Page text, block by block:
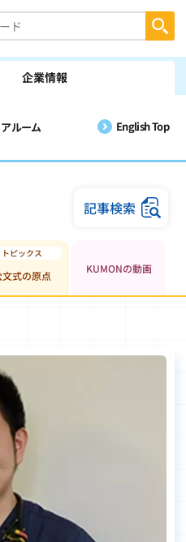
企業情報
ルーム English Top
記事検索
文式の原点
KUMONの動画